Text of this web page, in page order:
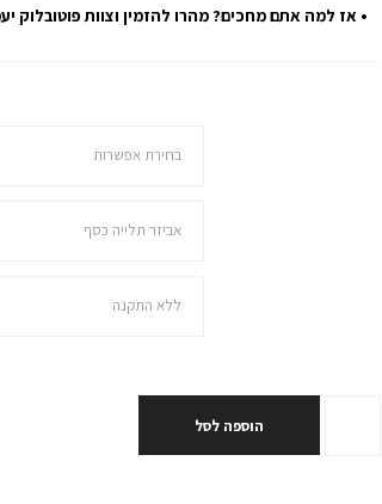
• אז למה אתם מחכים? מהרו להזמין וצוות פוטובלוק
הוספה לסל